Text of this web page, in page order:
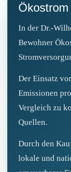
Ökostrom
In der Dr.-
Bewohner
Der Einsatz
Emissionen
Vergleich zu
Quellen.
Durch den
lokale und